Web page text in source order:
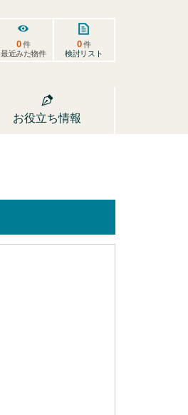
0件
最近みた物件
0件
検討リスト
お役立ち情報